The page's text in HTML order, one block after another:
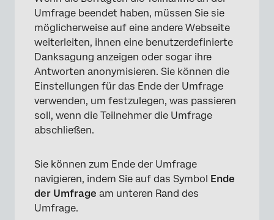
eine URL
FAQs
Umfrage beendet haben, müssen Sie sie
möglicherweise auf eine andere Webseite
weiterleiten, ihnen eine benutzerdefinierte
Danksagung anzeigen oder sogar ihre
Antworten anonymisieren. Sie können die
Einstellungen für das Ende der Umfrage
verwenden, um festzulegen, was passieren
soll, wenn die Teilnehmer die Umfrage
abschließen.
Sie können zum Ende der Umfrage
navigieren, indem Sie auf das Symbol Ende
der Umfrage am unteren Rand des
Umfrage.